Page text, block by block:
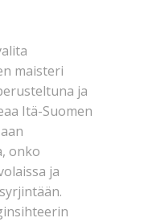
maisteri
ja
Itä-Suomen
onko
ja